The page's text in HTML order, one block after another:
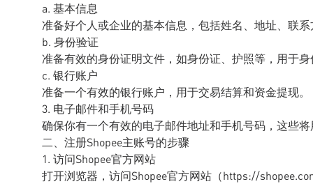
a. 基本信息
准备好个人或企业的基本信息，包括姓名、地址、联
b. 身份验证
准备有效的身份证明文件，如身份证、护照等，用于
c. 银行账户
准备一个有效的银行账户，用于交易结算和资金提现。
3. 电子邮件和手机号码
确保你有一个有效的电子邮件地址和手机号码，这些
二、注册Shopee主账号的步骤
1. 访问Shopee官方网站
打开浏览器，访问Shopee官方网站（https://